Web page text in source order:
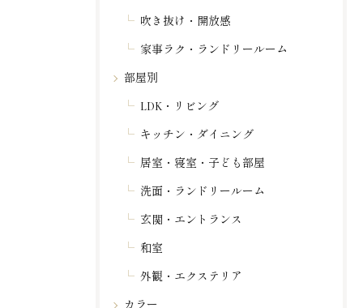
吹き抜け・開放感
家事ラク・ランドリールーム
部屋別
LDK・リビング
キッチン・ダイニング
居室・寝室・子ども部屋
洗面・ランドリールーム
玄関・エントランス
和室
外観・エクステリア
カラー